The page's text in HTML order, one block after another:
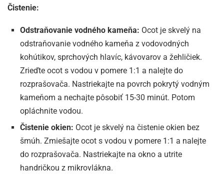
Čistenie:
Odstraňovanie vodného kameňa: Ocot je skvelý na
odstraňovanie vodného kameňa z vodovodných
kohútikov, sprchových hlavíc, kávovarov a žehličiek.
Zrieďte ocot s vodou v pomere 1:1 a nalejte do
rozprašovača. Nastriekajte na povrch pokrytý vodným
kameňom a nechajte pôsobiť 15-30 minút. Potom
opláchnite vodou.
Čistenie okien: Ocot je skvelý na čistenie okien bez
šmúh. Zmiešajte ocot s vodou v pomere 1:1 a nalejte
do rozprašovača. Nastriekajte na okno a utrite
handričkou z mikrovlákna.